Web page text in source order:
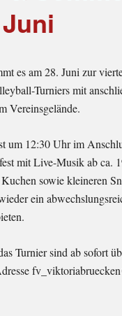
es am 28. Juni zur
Turniers mit
Vereinsgelände.
um 12:30 Uhr im
mit Live-Musik ab ca.
sowie kleineren
ein
Turnier sind ab sofort